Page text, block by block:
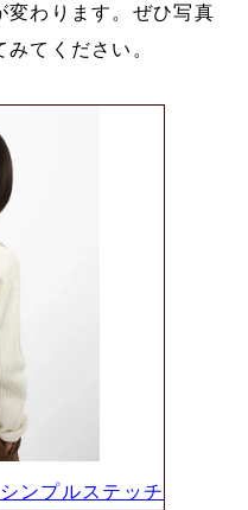
変わります。ぜひ写真
てください。
ンプルステッチ